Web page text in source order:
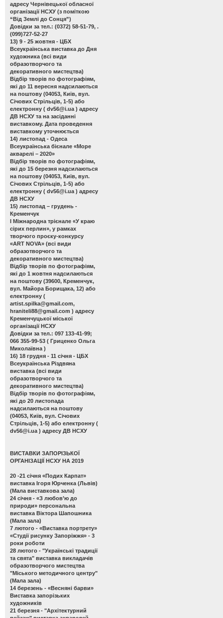
адресу Чернівецької обласної
організації НСХУ (з поміткою
“Від Землі до Сонця”)
Довідки за тел.: (0372) 58-51-79, .
(099)727-52-27
13) 9 - 25 жовтня - ЦБХ
Всеукраїнська виставка до Дня
художника (всі види
образотворчого та
декоративного мистецтва)
Відбір творів по фотографіям,
які до 11 вересня надсилаються
на поштову (04053, Київ, вул.
Січових Стрільців, 1-5) або
електронну ( dv56@i.ua ) адресу
ДВ НСХУ та на засіданні
виставкому. Дата проведення
виставкому уточнюється
14) листопад - Одеса
Всеукраїнська бієнале «Море
акварелі – 2020»
Відбір творів по фотографіям,
які до 15 березня надсилаються
на поштову (04053, Київ, вул.
Січових Стрільців, 1-5) або
електронну ( dv56@i.ua ) адресу
ДВ НСХУ
15) листопад – грудень -
Кременчук
І Міжнародна трієнале «У краю
сірих перлин», у рамках
творчого проєку-конкурсу
«ART NOVA» (всі види
образотворчого та
декоративного мистецтва)
Відбір творів по фотографіям,
які до 1 жовтня надсилаються
на поштову (39600, Кременчук,
вул. Майора Борищака, 12) або
електронну (
artist.spilka@gmail.com,
hraniteli88@gmail.com ) адресу
Кременчуцької міської
організації НСХУ
Довідки за тел.: 097 133-41-99;
066 355-99-53 ( Гриценко Ольга
Миколаївна )
16) 18 грудня - 11 січня - ЦБХ
Всеукраїнська Різдвяна
виставка (всі види
образотворчого та
декоративного мистецтва)
Відбір творів по фотографіям,
які до 20 листопада
надсилаються на поштову
(04053, Київ, вул. Січових
Стрільців, 1-5) або електронну (
dv56@i.ua ) адресу ДВ НСХУ
ВИСТАВКИ ЗАПОРІЗЬКОЇ
ОРГАНІЗАЦІЇ НСХУ НА 2019
20 -21 січня «Подих Карпат»
виставка Ігоря Юрченка (Львів)
(Мала виставкова зала)
24 січня - «З любов’ю до
природи» персональна
виставка Віктора Шапошника
(Мала зала)
7 лютого - «Виставка портрету»
«Студії рисунку Запоріжжя» - 3
роки роботи
28 лютого - "Українські традиції
та свята" виставка викладачів
образотворчого мистецтва
"Міського методичного центру"
(Мала зала)
14 березень - «Весняні барви»
Виставка запорізьких
художників
21 березня - "Архітектурний